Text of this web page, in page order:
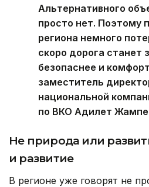
Альтернативного
просто нет. Поэтому
региона немного
скоро дорога станет
безопаснее и
заместитель
национальной
по ВКО Адилет
Не природа или
и развитие
В регионе уже говорят не